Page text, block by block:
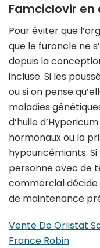
Famciclovir
Pour éviter que
que le furoncle ne
depuis la
incluse. Si les
ou si on pense
maladies
d’huile
hormonaux ou la
hypouricémiants.
personne avec de
commercial
de maintenance
Vente De Orlistat
France Robin